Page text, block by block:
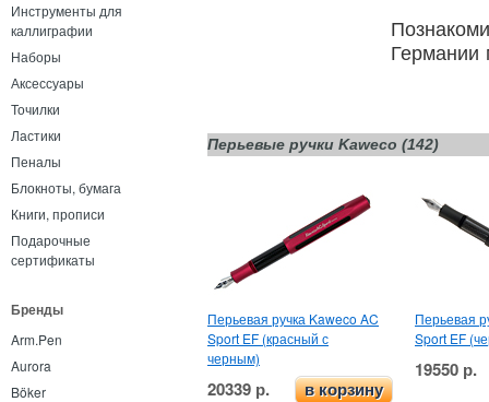
Инструменты для
каллиграфии
Наборы
Аксессуары
Точилки
Ластики
Пеналы
Блокноты, бумага
Книги, прописи
Подарочные
сертификаты
Бренды
Arm.Pen
Aurora
Böker
Перьевые ручки Kaweco (142)
Перьевая ручка Kaweco AC
Sport EF (красный с
черным)
20339 р. в корзину
Перьевая
Sport EF
19550 р.